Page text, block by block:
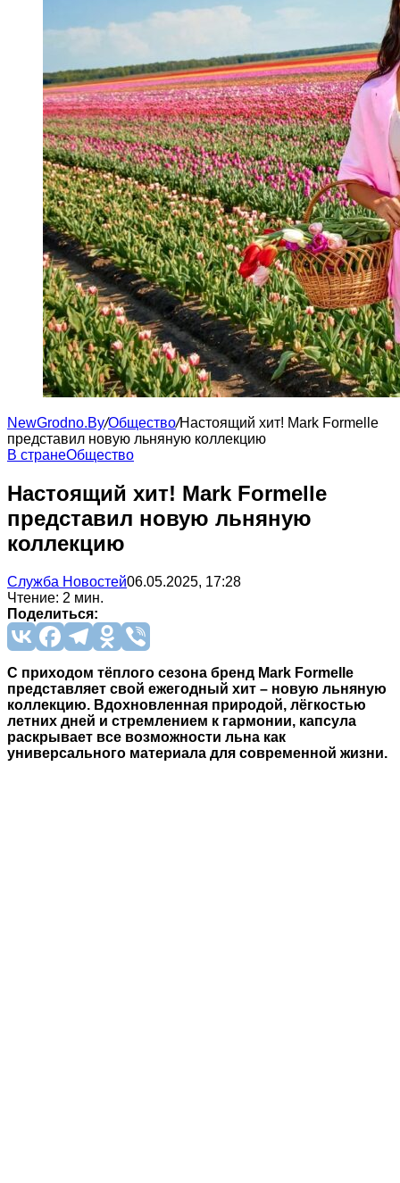
NewGrodno.By/Общество/Настоящий хит! Mark Formelle
представил новую льняную коллекцию
В странеОбщество
Настоящий хит! Mark Formelle
представил новую льняную
коллекцию
Служба Новостей06.05.2025, 17:28
Чтение: 2 мин.
Поделиться:
С приходом тёплого сезона бренд Mark Formelle
представляет свой ежегодный хит – новую льняную
коллекцию. Вдохновленная природой, лёгкостью
летних дней и стремлением к гармонии, капсула
раскрывает все возможности льна как
универсального материала для современной жизни.